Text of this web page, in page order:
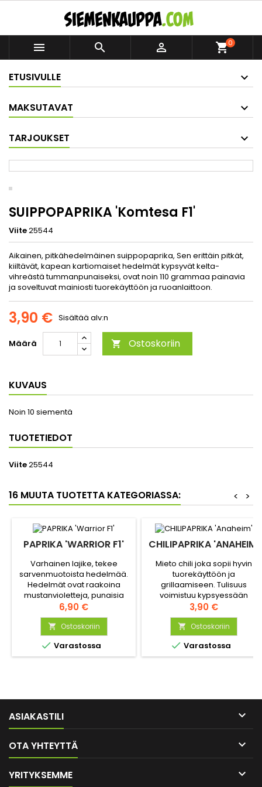
   shopping_cart0
ETUSIVULLE
MAKSUTAVAT
TARJOUKSET
SUIPPOPAPRIKA 'Komtesa F1'
Viite25544
Aikainen, pitkähedelmäinen suippopaprika, Sen erittäin pitkät,
kiiltävät, kapean kartiomaiset hedelmät kypsyvät kelta-
vihreästä tummanpunaiseksi, ovat noin 110 grammaa painavia
ja soveltuvat mainiosti tuorekäyttöön ja ruoanlaittoon.
3,90 € Sisältää alv:n
Määrä  Ostoskoriin
KUVAUS
Noin 10 siementä
TUOTETIEDOT
Viite25544
16 MUUTA TUOTETTA KATEGORIASSA: >
<
PAPRIKA 'WARRIOR F1'
Varhainen lajike, tekee
sarvenmuotoista hedelmää.
Hedelmät ovat raakoina
mustanvioletteja, punaisia
kypsyttyään. Hyvä syötäväksi
tuoreena.
Hinta
6,90 €
 Ostoskoriin
 Varastossa
CHILIPAPRIKA 'ANAHEIM'
Mieto chili joka sopii hyvin
tuorekäyttöön ja
grillaamiseen. Tulisuus
voimistuu kypsyessään
vihreästä punaiseksi. Tekee
jopa 20 cm pituisia hedelmiä.
Tunnettu vanha lajike.
Hinta
3,90 €
 Ostoskoriin
 Varastossa
ASIAKASTILI 
OTA YHTEYTTÄ 
YRITYKSEMME 